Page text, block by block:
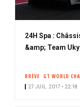
24H Spa :
&amp; Team
BRÈVE GT WORLD
27 JUIL. 2017 • 22:18